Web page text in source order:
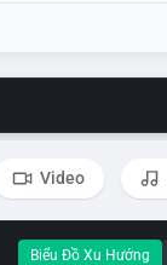
Video
Biểu Đồ Xu Hướng